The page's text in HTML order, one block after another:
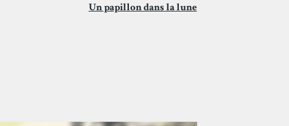
Un papillon dans la lune